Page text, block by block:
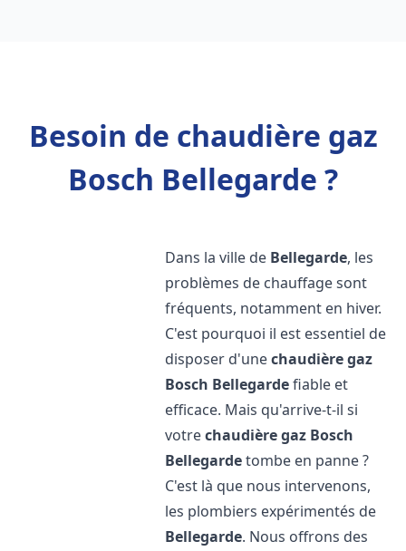
Besoin de chaudière gaz
Bosch Bellegarde ?
Dans la ville de Bellegarde, les
problèmes de chauffage sont
fréquents, notamment en hiver.
C'est pourquoi il est essentiel de
disposer d'unechaudière gaz
Bosch Bellegardefiable et
efficace. Mais qu'arrive-t-il si
votrechaudière gaz Bosch
Bellegardetombe en panne ?
C'est là que nous intervenons,
les plombiers expérimentés de
Bellegarde. Nous offrons des